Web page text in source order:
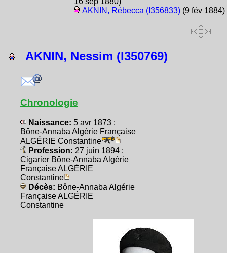
AKNIN, Rébecca (I356833)(9 fév 1884)
AKNIN, Nessim (I350769)
Chronologie
Naissance: 5 avr 1873 :
Bône-Annaba Algérie Française
ALGÉRIE Constantine
Profession: 27 juin 1894 :
Cigarier Bône-Annaba Algérie
Française ALGÉRIE
Constantine
Décès: Bône-Annaba Algérie
Française ALGÉRIE
Constantine